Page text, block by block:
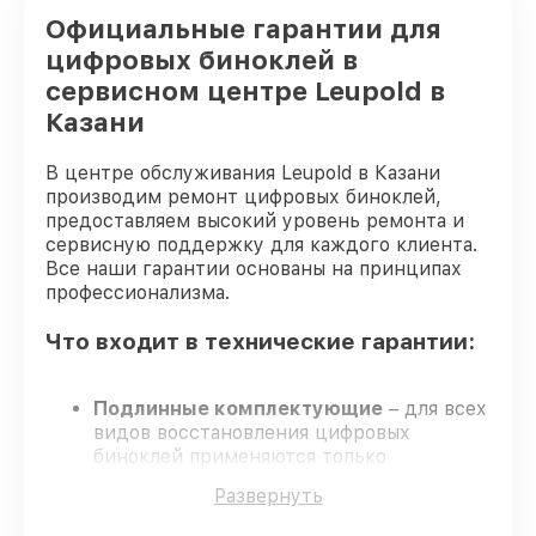
Замена ключей управления цифрового
бинокля Leupold
от 600₽
Замена микросхемы логики цифрового
бинокля Leupold
от 1300₽
Leupold
Официальные гарантии для
цифровых биноклей в
сервисном центре Leupold в
Казани
В центре обслуживания Leupold в Казани
производим ремонт цифровых биноклей,
предоставляем высокий уровень ремонта и
сервисную поддержку для каждого клиента.
Все наши гарантии основаны на принципах
профессионализма.
Что входит в технические гарантии:
Подлинные комплектующие – для всех
видов восстановления цифровых
биноклей применяются только
Квалифицированные специалисты
Развернуть